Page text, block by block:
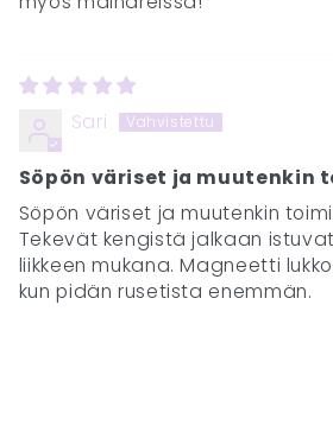
Sari
Söpön väriset ja muutenkin
Söpön väriset ja muutenkin
Tekevät kengistä jalkaan
liikkeen mukana. Magneetti
kun pidän rusetista enemmän.